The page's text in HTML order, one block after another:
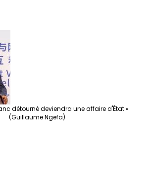
détourné deviendra une affaire d'État »
(Guillaume Ngefa)